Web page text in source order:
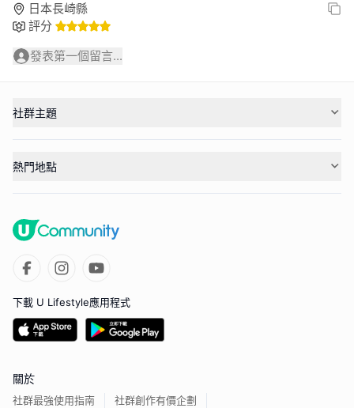
日本長崎縣
評分
發表第一個留言...
社群主題
熱門地點
下載 U Lifestyle應用程式
關於
社群最強使用指南 社群創作有價企劃